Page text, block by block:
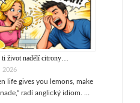
ti život nadělí citrony…
2026
life gives you lemons, make
radí anglický idiom. …